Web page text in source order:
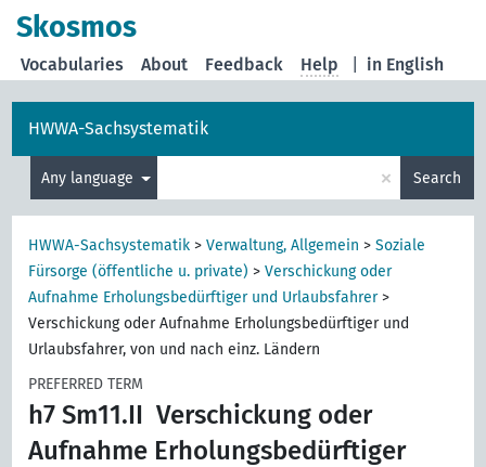
Skosmos
in English
Vocabularies About Feedback Help
HWWA-Sachsystematik
Any language × Search
HWWA-Sachsystematik >Verwaltung, Allgemein >Soziale
Fürsorge (öffentliche u. private) >Verschickung oder
Aufnahme Erholungsbedürftiger und Urlaubsfahrer>
Verschickung oder Aufnahme Erholungsbedürftiger und
Urlaubsfahrer, von und nach einz. Ländern
PREFERRED TERM
h7 Sm11.II Verschickung oder
Aufnahme Erholungsbedürftiger